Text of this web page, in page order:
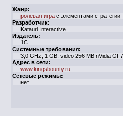
Жанр:
ролевая игра с элементами стратегии
Разработчик:
Katauri Interactive
Издатель:
1C
Системные требования:
3,0 GHz, 1 GB, video 256 MB nVidia
Адрес в сети:
www.kingsbounty.ru
Сетевые режимы:
нет